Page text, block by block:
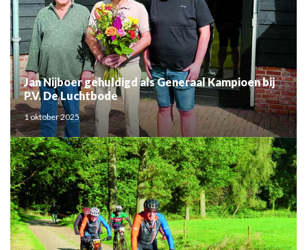
Jan Nijboer gehuldigd als Generaal Kampioen bij
P.V. De Luchtbode
1 oktober 2025